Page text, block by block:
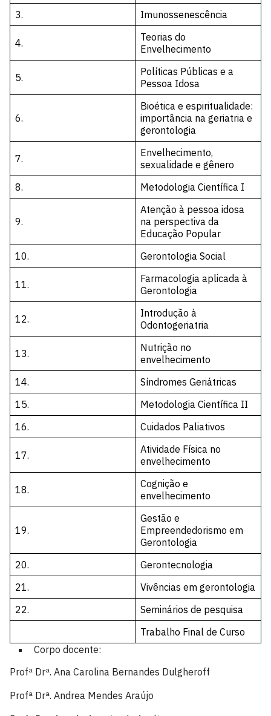
3.
Imunossenescência
4.
Teorias do
Envelhecimento
5.
Políticas Públicas e a
Pessoa Idosa
6.
Bioética e espiritualidade:
importância na geriatria e
gerontologia
7.
Envelhecimento,
sexualidade e gênero
8.
Metodologia Científica I
9.
Atenção à pessoa idosa
na perspectiva da
Educação Popular
10.
Gerontologia Social
11.
Farmacologia aplicada à
Gerontologia
12.
Introdução à
Odontogeriatria
13.
Nutrição no
envelhecimento
14.
Síndromes Geriátricas
15.
Metodologia Científica II
16.
Cuidados Paliativos
17.
Atividade Física no
envelhecimento
18.
Cognição e
envelhecimento
19.
Gestão e
Empreendedorismo em
Gerontologia
20.
Gerontecnologia
21.
Vivências em gerontologia
22.
Seminários de pesquisa
Trabalho Final de Curso
Corpo docente:
Profª Drª. Ana Carolina Bernandes Dulgheroff
Profª Drª. Andrea Mendes Araújo